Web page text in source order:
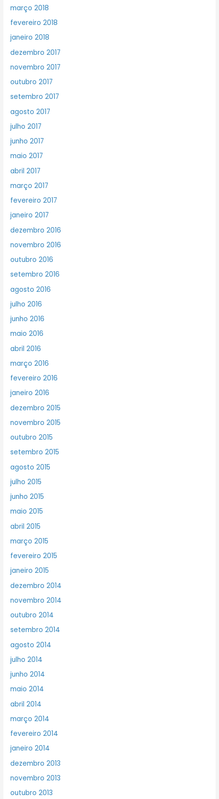
março 2018
fevereiro 2018
janeiro 2018
dezembro 2017
novembro 2017
outubro 2017
setembro 2017
agosto 2017
julho 2017
junho 2017
maio 2017
abril 2017
março 2017
fevereiro 2017
janeiro 2017
dezembro 2016
novembro 2016
outubro 2016
setembro 2016
agosto 2016
julho 2016
junho 2016
maio 2016
abril 2016
março 2016
fevereiro 2016
janeiro 2016
dezembro 2015
novembro 2015
outubro 2015
setembro 2015
agosto 2015
julho 2015
junho 2015
maio 2015
abril 2015
março 2015
fevereiro 2015
janeiro 2015
dezembro 2014
novembro 2014
outubro 2014
setembro 2014
agosto 2014
julho 2014
junho 2014
maio 2014
abril 2014
março 2014
fevereiro 2014
janeiro 2014
dezembro 2013
novembro 2013
outubro 2013